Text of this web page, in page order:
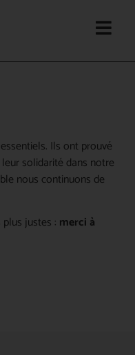
Ils ont prouvé
solidarité dans notre
nous continuons de
justes : merci à